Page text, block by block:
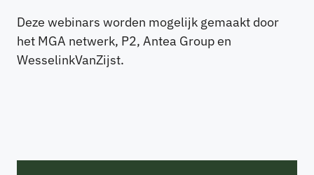
Deze webinars worden mogelijk gemaakt door
het MGA netwerk, P2, Antea Group en
WesselinkVanZijst.